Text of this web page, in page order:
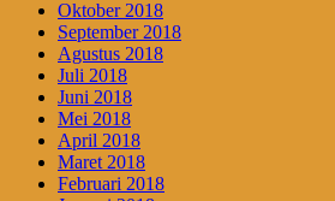
Oktober 2018
September 2018
Agustus 2018
Juli 2018
Juni 2018
Mei 2018
April 2018
Maret 2018
Februari 2018